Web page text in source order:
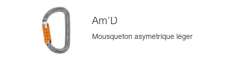
Am’D
Mousqueton asymétrique léger